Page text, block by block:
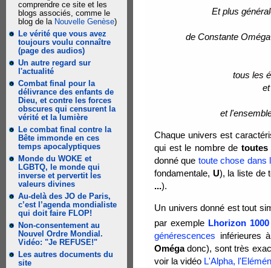
comprendre ce site et les
blogs associés, comme le
blog de la Nouvelle Genèse)
Le vérité que vous avez
toujours voulu connaître
(page des audios)
Un autre regard sur
l'actualité
Combat final pour la
délivrance des enfants de
Dieu, et contre les forces
obscures qui censurent la
vérité et la lumière
Le combat final contre la
Bête immonde en ces
temps apocalyptiques
Monde du WOKE et
LGBTQ, le monde qui
inverse et pervertit les
valeurs divines
Au-delà des JO de Paris,
c’est l’agenda mondialiste
qui doit faire FLOP!
Non-consentement au
Nouvel Ordre Mondial.
Vidéo: "Je REFUSE!"
Les autres documents du
site
Et plus
de Constante
tous les
et
Chaque univers est
qui est le nombre de toutes
donné que toute chose dans
fondamentale, U), la liste de
...).
Un univers donné est tout
par exemple Lhorizon 1000
générescences inférieures
Omégadonc), sont très
voir la vidéo L'Alpha,